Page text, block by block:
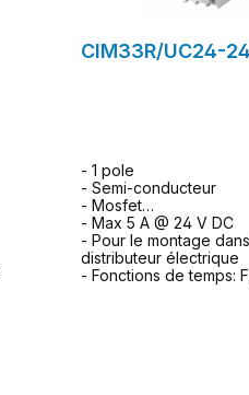
CIM33R/UC24-
- 1 pole
- Semi-conducteur
- Mosfet
- Max 5 A @ 24 V DC
- Pour le montage
distributeur électrique
- Fonctions de temps: